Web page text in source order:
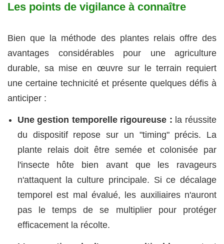
Les points de vigilance à connaître
Bien que la méthode des plantes relais offre des
avantages considérables pour une agriculture
durable, sa mise en œuvre sur le terrain requiert
une certaine technicité et présente quelques défis à
anticiper :
Une gestion temporelle rigoureuse : la réussite
du dispositif repose sur un "timing" précis. La
plante relais doit être semée et colonisée par
l'insecte hôte bien avant que les ravageurs
n'attaquent la culture principale. Si ce décalage
temporel est mal évalué, les auxiliaires n'auront
pas le temps de se multiplier pour protéger
efficacement la récolte.